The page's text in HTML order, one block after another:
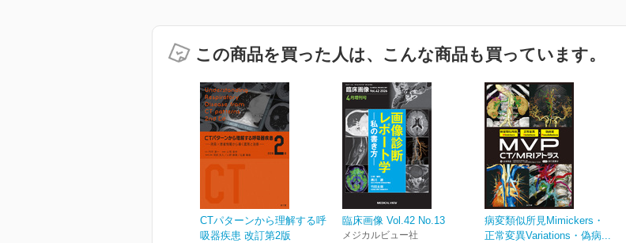
この商品を買った人は、こんな商品も買っています。
CTパターンから理解する呼
吸器疾患 改訂第2版
臨床画像 Vol.42 No.13
メジカルビュー社
病変類似所見Mimickers・
正常変異Variations・偽病...